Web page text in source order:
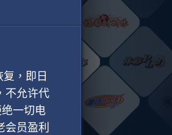
，即日
不允许代
一切电
会员盈利